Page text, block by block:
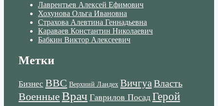
Лаврентьев Алексей Ефимович
Хохунова Ольга Ивановна
Страхова Алевтина Геннадьевна
Караваев Константин Николаевич
Бабкин Виктор Алексеевич
Метки
Бизнес ВВС Верхний Ландех ВичгуаВласть
Военные Врач Гаврилов Посад Герой